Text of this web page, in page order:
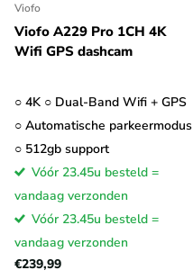
Viofo
Viofo A229 Pro 1CH 4K
Wifi GPS dashcam
○ 4K ○ Dual-Band Wifi + GPS
○ Automatische parkeermodus
○ 512gb support
Vóór 23.45u besteld =
vandaag verzonden
Vóór 23.45u besteld =
vandaag verzonden
€239,99